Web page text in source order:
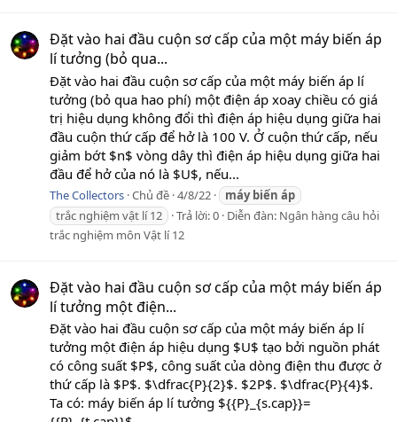
Đặt vào hai đầu cuộn sơ cấp của một máy biến áp
lí tưởng (bỏ qua...
Đặt vào hai đầu cuộn sơ cấp của một máy biến áp lí
tưởng (bỏ qua hao phí) một điện áp xoay chiều có giá
trị hiệu dụng không đổi thì điện áp hiệu dụng giữa hai
đầu cuộn thứ cấp để hở là 100 V. Ở cuộn thứ cấp, nếu
giảm bớt $n$ vòng dây thì điện áp hiệu dụng giữa hai
đầu để hở của nó là $U$, nếu...
The Collectors Chủ đề 4/8/22 máy biến áp
trắc nghiệm vật lí 12
Trả lời: 0 Diễn đàn: Ngân hàng câu hỏi
trắc nghiệm môn Vật lí 12
Đặt vào hai đầu cuộn sơ cấp của một máy biến áp
lí tưởng một điện...
Đặt vào hai đầu cuộn sơ cấp của một máy biến áp lí
tưởng một điện áp hiệu dụng $U$ tạo bởi nguồn phát
có công suất $P$, công suất của dòng điện thu được ở
thứ cấp là $P$. $\dfrac{P}{2}$. $2P$. $\dfrac{P}{4}$.
Ta có: máy biến áp lí tưởng ${{P}_{s.cap}}=